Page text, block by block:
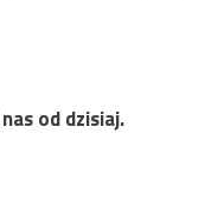
od dzisiaj.